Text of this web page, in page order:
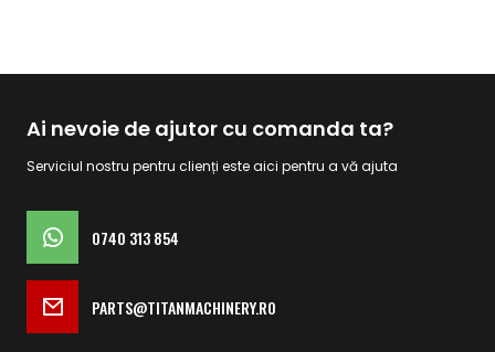
Ai nevoie de ajutor cu comanda ta?
Serviciul nostru pentru clienți este aici pentru a vă ajuta
0740 313 854
PARTS@TITANMACHINERY.RO